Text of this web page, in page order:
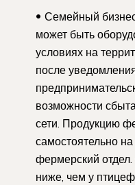
Семейный
может быть
условиях на
после
возможности
сети. Продукцию
самостоятельно
фермерский
ниже, чем у